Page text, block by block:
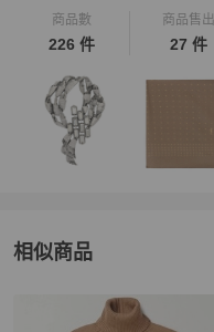
商品數
226 件
商品售出
27 件
相似商品
Saint Laurent